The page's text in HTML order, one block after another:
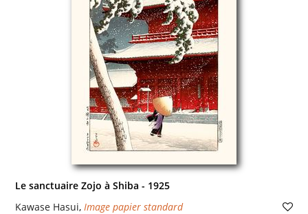
Le sanctuaire Zojo à Shiba - 1925
Kawase Hasui, Image papier standard